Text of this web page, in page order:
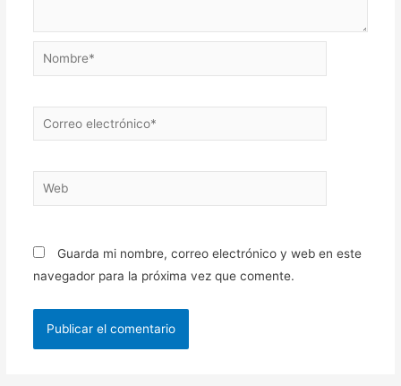
Nombre*
Correo
electrónico*
Web
Guarda mi nombre, correo electrónico y web en este
navegador para la próxima vez que comente.